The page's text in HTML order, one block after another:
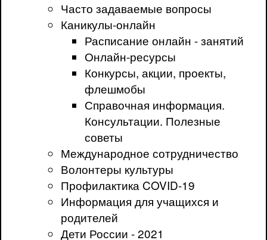
Часто задаваемые вопросы
Каникулы-онлайн
Расписание онлайн - занятий
Онлайн-ресурсы
Конкурсы, акции, проекты,
флешмобы
Справочная информация.
Консультации. Полезные
советы
Международное сотрудничество
Волонтеры культуры
Профилактика COVID-19
Информация для учащихся и
родителей
Дети России - 2021